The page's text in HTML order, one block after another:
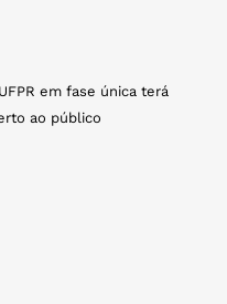
em fase única terá
ao público